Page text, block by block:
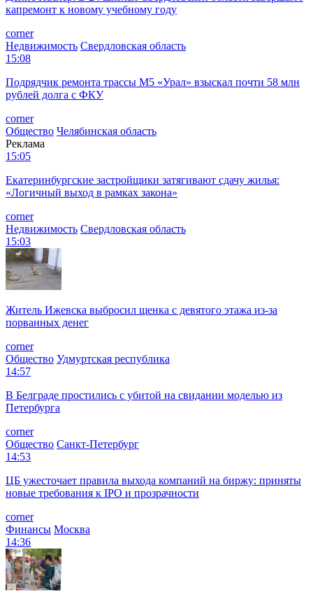
капремонт к новому учебному году
corner
Недвижимость Свердловская область
15:08
Подрядчик ремонта трассы М5 «Урал» взыскал почти 58 млн
рублей долга с ФКУ
corner
Общество Челябинская область
Реклама
15:05
Екатеринбургские застройщики затягивают сдачу жилья:
«Логичный выход в рамках закона»
corner
Недвижимость Свердловская область
15:03
Житель Ижевска выбросил щенка с девятого этажа из-за
порванных денег
corner
Общество Удмуртская республика
14:57
В Белграде простились с убитой на свидании моделью из
Петербурга
corner
Общество Санкт-Петербург
14:53
ЦБ ужесточает правила выхода компаний на биржу: приняты
новые требования к IPO и прозрачности
corner
Финансы Москва
14:36